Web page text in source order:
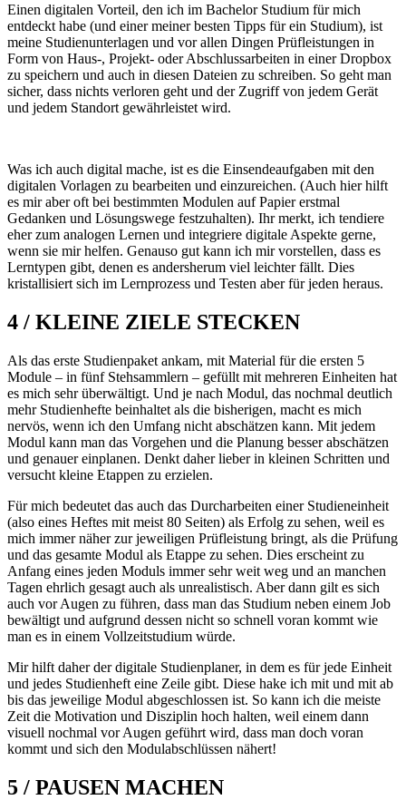
Einen digitalen Vorteil, den ich im Bachelor Studium für mich
entdeckt habe (und einer meiner besten Tipps für ein Studium), ist
meine Studienunterlagen und vor allen Dingen Prüfleistungen in
Form von Haus-, Projekt- oder Abschlussarbeiten in einer Dropbox
zu speichern und auch in diesen Dateien zu schreiben. So geht man
sicher, dass nichts verloren geht und der Zugriff von jedem Gerät
und jedem Standort gewährleistet wird.
Was ich auch digital mache, ist es die Einsendeaufgaben mit den
digitalen Vorlagen zu bearbeiten und einzureichen. (Auch hier hilft
es mir aber oft bei bestimmten Modulen auf Papier erstmal
Gedanken und Lösungswege festzuhalten). Ihr merkt, ich tendiere
eher zum analogen Lernen und integriere digitale Aspekte gerne,
wenn sie mir helfen. Genauso gut kann ich mir vorstellen, dass es
Lerntypen gibt, denen es andersherum viel leichter fällt. Dies
kristallisiert sich im Lernprozess und Testen aber für jeden heraus.
4 / KLEINE ZIELE STECKEN
Als das erste Studienpaket ankam, mit Material für die ersten 5
Module – in fünf Stehsammlern – gefüllt mit mehreren Einheiten hat
es mich sehr überwältigt. Und je nach Modul, das nochmal deutlich
mehr Studienhefte beinhaltet als die bisherigen, macht es mich
nervös, wenn ich den Umfang nicht abschätzen kann. Mit jedem
Modul kann man das Vorgehen und die Planung besser abschätzen
und genauer einplanen. Denkt daher lieber in kleinen Schritten und
versucht kleine Etappen zu erzielen.
Für mich bedeutet das auch das Durcharbeiten einer Studieneinheit
(also eines Heftes mit meist 80 Seiten) als Erfolg zu sehen, weil es
mich immer näher zur jeweiligen Prüfleistung bringt, als die Prüfung
und das gesamte Modul als Etappe zu sehen. Dies erscheint zu
Anfang eines jeden Moduls immer sehr weit weg und an manchen
Tagen ehrlich gesagt auch als unrealistisch. Aber dann gilt es sich
auch vor Augen zu führen, dass man das Studium neben einem Job
bewältigt und aufgrund dessen nicht so schnell voran kommt wie
man es in einem Vollzeitstudium würde.
Mir hilft daher der digitale Studienplaner, in dem es für jede Einheit
und jedes Studienheft eine Zeile gibt. Diese hake ich mit und mit ab
bis das jeweilige Modul abgeschlossen ist. So kann ich die meiste
Zeit die Motivation und Disziplin hoch halten, weil einem dann
visuell nochmal vor Augen geführt wird, dass man doch voran
kommt und sich den Modulabschlüssen nähert!
5 / PAUSEN MACHEN